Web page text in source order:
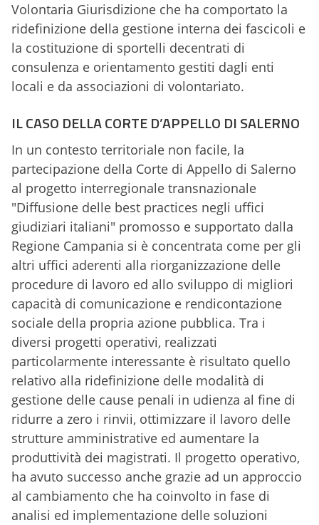
Volontaria Giurisdizione che ha comportato la
ridefinizione della gestione interna dei fascicoli e
la costituzione di sportelli decentrati di
consulenza e orientamento gestiti dagli enti
locali e da associazioni di volontariato.
IL CASO DELLA CORTE D’APPELLO DI SALERNO
In un contesto territoriale non facile, la
partecipazione della Corte di Appello di Salerno
al progetto interregionale transnazionale
"Diffusione delle best practices negli uffici
giudiziari italiani" promosso e supportato dalla
Regione Campania si è concentrata come per gli
altri uffici aderenti alla riorganizzazione delle
procedure di lavoro ed allo sviluppo di migliori
capacità di comunicazione e rendicontazione
sociale della propria azione pubblica. Tra i
diversi progetti operativi, realizzati
particolarmente interessante è risultato quello
relativo alla ridefinizione delle modalità di
gestione delle cause penali in udienza al fine di
ridurre a zero i rinvii, ottimizzare il lavoro delle
strutture amministrative ed aumentare la
produttività dei magistrati. Il progetto operativo,
ha avuto successo anche grazie ad un approccio
al cambiamento che ha coinvolto in fase di
analisi ed implementazione delle soluzioni